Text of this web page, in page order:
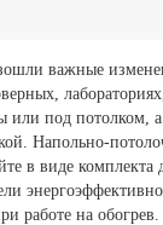
важные
под потолком,
Напольно-
в виде
работе на